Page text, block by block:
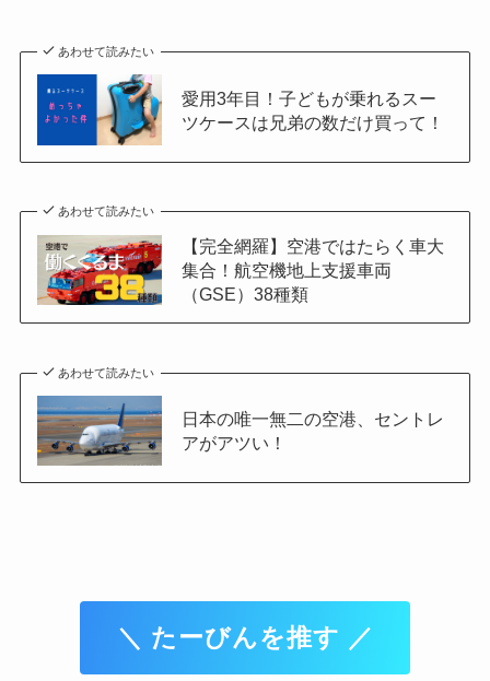
あわせて読みたい
愛用3年目！子どもが乗れるスー
ツケースは兄弟の数だけ買って！
あわせて読みたい
【完全網羅】空港ではたらく車大
集合！航空機地上支援車両
（GSE）38種類
あわせて読みたい
日本の唯一無二の空港、セントレ
アがアツい！
＼ たーびんを推す ／